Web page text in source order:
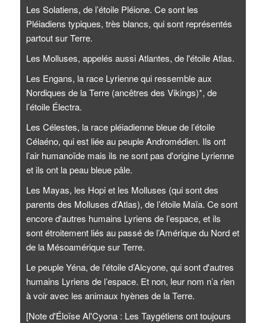
Les Solatiens, de l’étoile Pléione. Ce sont les
Pléiadiens typiques, très blancs, qui sont représentés
partout sur Terre.
Les Molluses, appelés aussi Atlantes, de l'étoile Atlas.
Les Engans, la race Lyrienne qui ressemble aux
Nordiques de la Terre (ancêtres des Vikings)*, de
l’étoile Électra.
Les Célestes, la race pléiadienne bleue de l’étoile
Célaéno, qui est liée au peuple Andromédien. Ils ont
l’air humanoïde mais ils ne sont pas d'origine Lyrienne
et ils ont la peau bleue pâle.
Les Mayas, les Hopi et les Molluses (qui sont des
parents des Molluses d’Atlas), de l’étoile Maïa. Ce sont
encore d'autres humains Lyriens de l’espace, et ils
sont étroitement liés au passé de l’Amérique du Nord et
de la Mésoamérique sur Terre.
Le peuple Yéna, de l'étoile d’Alcyone, qui sont d'autres
humains Lyriens de l’espace. Et non, leur nom n’a rien
à voir avec les animaux hyènes de la Terre.
[Note d'Éloïse Al'Cyona : Les Taygétiens ont toujours